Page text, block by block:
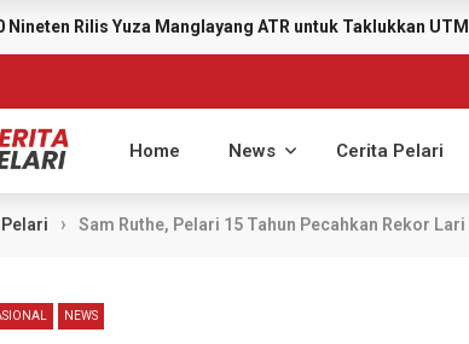
Nineten Rilis Yuza Manglayang ATR untuk Taklukkan
Home News Cerita Pelari
› Sam Ruthe, Pelari 15 Tahun Pecahkan Rekor
NEWS